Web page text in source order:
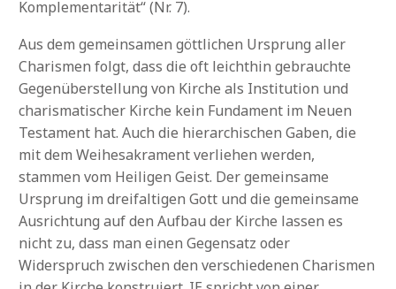
Komplementarität“ (Nr. 7).
Aus dem gemeinsamen göttlichen Ursprung aller
Charismen folgt, dass die oft leichthin gebrauchte
Gegenüberstellung von Kirche als Institution und
charismatischer Kirche kein Fundament im Neuen
Testament hat. Auch die hierarchischen Gaben, die
mit dem Weihesakrament verliehen werden,
stammen vom Heiligen Geist. Der gemeinsame
Ursprung im dreifaltigen Gott und die gemeinsame
Ausrichtung auf den Aufbau der Kirche lassen es
nicht zu, dass man einen Gegensatz oder
Widerspruch zwischen den verschiedenen Charismen